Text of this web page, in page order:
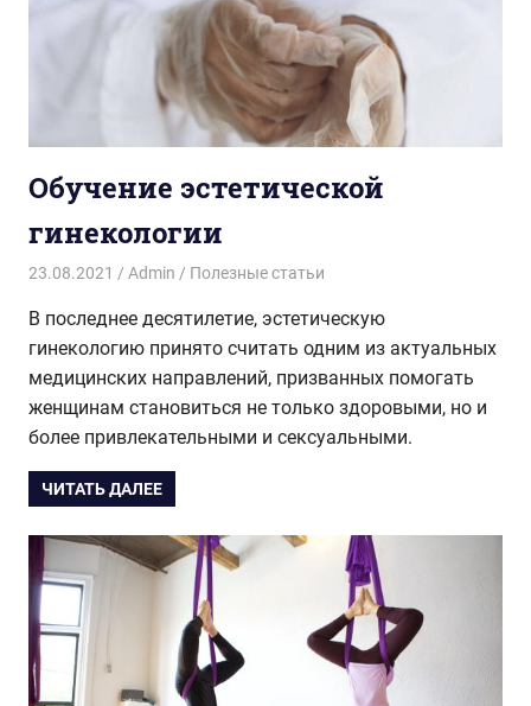
Обучение эстетической
гинекологии
23.08.2021 Admin Полезные статьи
В последнее десятилетие, эстетическую
гинекологию принято считать одним из актуальных
медицинских направлений, призванных помогать
женщинам становиться не только здоровыми, но и
более привлекательными и сексуальными.
ЧИТАТЬ ДАЛЕЕ